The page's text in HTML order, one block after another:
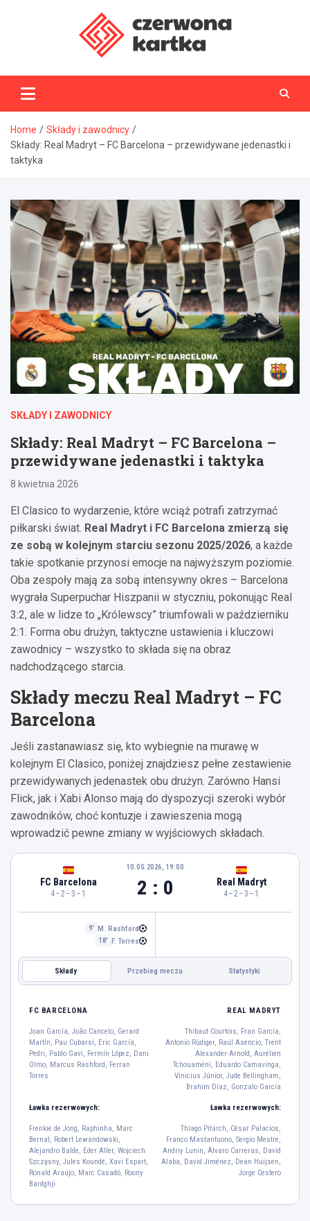
CzerwonaKartka.pl
Home
Składy i zawodnicy
Składy: Real Madryt – FC Barcelona – przewidywane jedenastki i
taktyka
SKŁADY I ZAWODNICY
Składy: Real Madryt – FC Barcelona –
przewidywane jedenastki i taktyka
8 kwietnia 2026
El Clasico to wydarzenie, które wciąż potrafi zatrzymać
piłkarski świat. Real Madryt i FC Barcelona zmierzą się
ze sobą w kolejnym starciu sezonu 2025/2026, a każde
takie spotkanie przynosi emocje na najwyższym poziomie.
Oba zespoły mają za sobą intensywny okres – Barcelona
wygrała Superpuchar Hiszpanii w styczniu, pokonując Real
3:2, ale w lidze to „Królewscy” triumfowali w październiku
2:1. Forma obu drużyn, taktyczne ustawienia i kluczowi
zawodnicy – wszystko to składa się na obraz
nadchodzącego starcia.
Składy meczu Real Madryt – FC
Barcelona
Jeśli zastanawiasz się, kto wybiegnie na murawę w
kolejnym El Clasico, poniżej znajdziesz pełne zestawienie
przewidywanych jedenastek obu drużyn. Zarówno Hansi
Flick, jak i Xabi Alonso mają do dyspozycji szeroki wybór
zawodników, choć kontuzje i zawieszenia mogą
wprowadzić pewne zmiany w wyjściowych składach.
FC Barcelona
4–2–3–1
10.05.2026, 19:00
2 : 0 Real Madryt
4–2–3–1
9' M. Rashford
18' F. Torres
Składy Przebieg meczu Statystyki
REAL MADRYT
João Cancelo
2
Gerard Martín
18 5
Eric García
24
Pablo Gavi
6
Fermín López Marcus Rashford
Ferran Torres
16
FC BARCELONA REAL MADRYT
Joan García, João Cancelo, Gerard
Martín, Pau Cubarsí, Eric García,
Pedri, Pablo Gavi, Fermín López, Dani
Olmo, Marcus Rashford, Ferran
Torres
Thibaut Courtois, Fran García,
Antonio Rüdiger, Raúl Asencio, Trent
Alexander-Arnold, Aurélien
Tchouaméni, Eduardo Camavinga,
Vinicius Júnior, Jude Bellingham,
Brahim Díaz, Gonzalo García
Ławka rezerwowych: Ławka rezerwowych:
Frenkie de Jong, Raphinha, Marc
Bernal, Robert Lewandowski,
Alejandro Balde, Eder Aller, Wojciech
Szczęsny, Jules Koundé, Xavi Espart,
Ronald Araújo, Marc Casadó, Roony
Bardghji
Thiago Pitarch, César Palacios,
Franco Mastantuono, Sergio Mestre,
Andriy Lunin, Álvaro Carreras, David
Alaba, David Jiménez, Dean Huijsen,
Jorge Cestero